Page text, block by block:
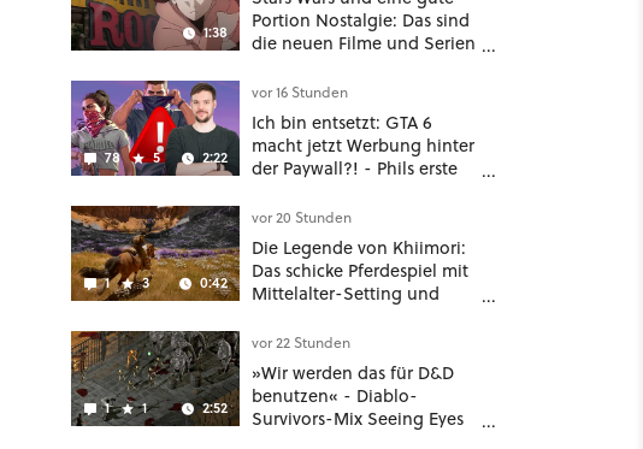
1:38
Portion Nostalgie: Das sind
die neuen Filme und Serien
78 5 2:22
vor 16 Stunden
Ich bin entsetzt: GTA 6
macht jetzt Werbung hinter
der Paywall?! - Phils erste
Deal
1 3 0:42
vor 20 Stunden
Die Legende von Khiimori:
Das schicke Pferdespiel mit
Mittelalter-Setting und
noch größer und
gefährlicher
1 1 2:52
vor 22 Stunden
»Wir werden das für D&D
benutzen« - Diablo-
Survivors-Mix Seeing Eyes